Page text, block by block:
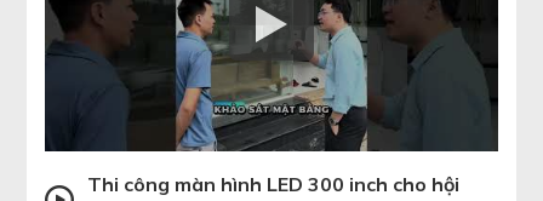
Thi công màn hình LED 300 inch cho hội